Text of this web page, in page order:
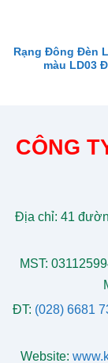
Rạng Đông Đèn
màu LD03
CÔNG
Địa chỉ: 41
MST:
ĐT: (028) 6681
Website: